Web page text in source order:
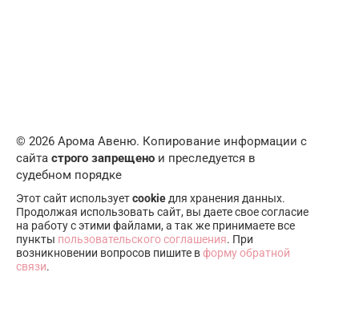
© 2026 Арома Авеню. Копирование информации с
сайта строго запрещено и преследуется в
судебном порядке
Этот сайт используетcookie для хранения данных.
Продолжая использовать сайт, вы даете свое согласие
на работу с этими файлами, а так же принимаете все
пункты пользовательского соглашения. При
возникновении вопросов пишите вформу обратной
связи.